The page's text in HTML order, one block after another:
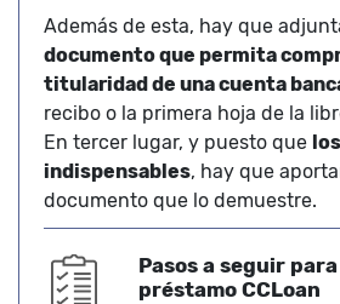
Además de esta, hay que
documento que permita
titularidad de una cuenta
recibo o la primera hoja de la
En tercer lugar, y puesto que
indispensables, hay que
documento que lo demuestre.
Pasos a seguir
préstamo CCLoan